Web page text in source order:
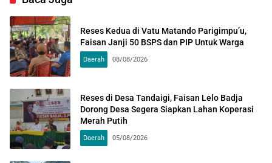
Reses Kedua di Vatu Matando Parigimpu’u,
Faisan Janji 50 BSPS dan PIP Untuk Warga
Daerah 08/08/2026
Reses di Desa Tandaigi, Faisan Lelo Badja
Dorong Desa Segera Siapkan Lahan Koperasi
Merah Putih
Daerah 05/08/2026